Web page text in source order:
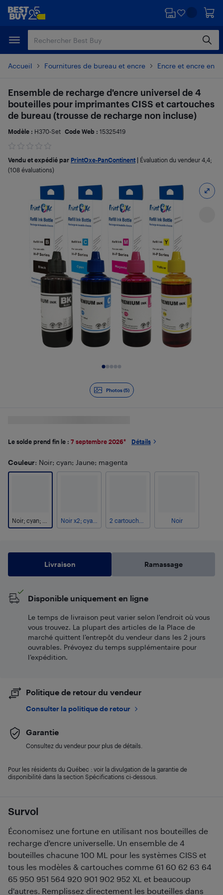
Passer
principal
Passer
Accueil Fournitures de bureau et encre Encre et encre en
Photos (5)
Survol
Économisez une fortune en utilisant nos bouteilles de
recharge d'encre universelle. Un ensemble de 4
bouteilles chacune 100 ML pour les systèmes CISS et
tous les modèles & cartouches comme 61 60 62 63 64
65 950 951 564 920 901 902 952 XL et beaucoup
d'autres. Remplissez directement les bouteilles dans
Ensemble de recharge d'encre universel de 4
bouteilles pour imprimantes CISS et cartouches
de bureau (trousse de recharge non incluse)
Modèle : H370-Set Code Web : 15325419
Vendu et expédié par PrintOxe-PanContinent Évaluation du vendeur 4,4;
(108 évaluations)
Le solde prend fin le : 7 septembre 2026* Détails
Couleur: Noir; cyan; Jaune; magenta
Noir
Livraison Ramassage
Disponible uniquement en ligne
Le temps de livraison peut varier selon l'endroit où vous
vous trouvez. La plupart des articles de la Place de
marché quittent l’entrepôt du vendeur dans les 2 jours
ouvrables. Prévoyez du temps supplémentaire pour
l’expédition.
Politique de retour du vendeur
Consulter la politique de retour
Garantie
Consultez du vendeur pour plus de détails.
Pour les résidents du Québec : voir la divulgation de la garantie de
disponibilité dans la section Spécifications ci-dessous.